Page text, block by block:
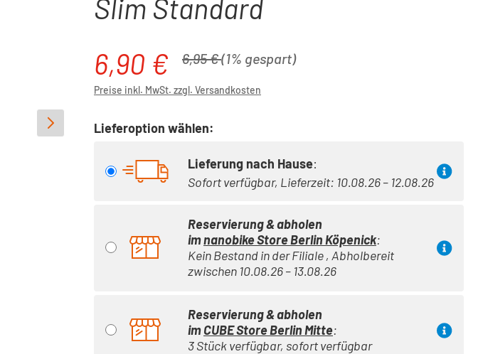
Slim Standard
Verkaufspreis:
6,90 € Regulärer Preis:
6,95 €(1% gespart)
Preise inkl. MwSt. zzgl. Versandkosten
Lieferoption wählen:
Lieferung nach Hause:
Sofort verfügbar, Lieferzeit: 10.08.26 – 12.08.26
Reservierung & abholen
imnanobike Store Berlin Köpenick:
Kein Bestand in der Filiale , Abholbereit
zwischen 10.08.26 – 13.08.26
Reservierung & abholen
imCUBE Store Berlin Mitte:
3 Stück verfügbar, sofort verfügbar